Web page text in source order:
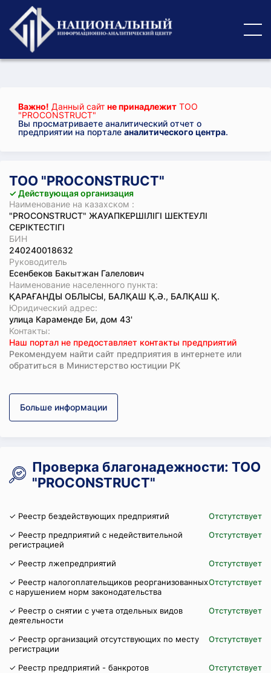
Важно! Данный сайт не принадлежит ТОО
"PROCONSTRUCT"
Вы просматриваете аналитический отчет о
предприятии на портале аналитического центра.
ТОО "PROCONSTRUCT"
✓ Действующая организация
Наименование на казахском :
"PROCONSTRUCT" ЖАУАПКЕРШІЛІГІ ШЕКТЕУЛІ
СЕРІКТЕСТІГІ
БИН
240240018632
Руководитель
Есенбеков Бакытжан Галелович
Наименование населенного пункта:
ҚАРАҒАНДЫ ОБЛЫСЫ, БАЛҚАШ Қ.Ә., БАЛҚАШ Қ.
Юридический адрес:
улица Караменде Би, дом 43'
Koнтaкты:
Наш портал не предоставляет контакты предприятий
Рекомендуем найти сайт предприятия в интернете или
обратиться в Министерство юстиции РК
Больше информации
Проверка благонадежности: ТОО
"PROCONSTRUCT"
✓ Реестр бездействующих предприятий
Отстутствует
✓ Реестр предприятий с недействительной
регистрацией
Отстутствует
✓ Реестр лжепредприятий
Отстутствует
✓ Реестр налогоплательщиков реорганизованных
с нарушением норм законодательства
Отстутствует
✓ Реестр о снятии с учета отдельных видов
деятельности
Отстутствует
✓ Реестр организаций отсутствующих по месту
регистрации
Отстутствует
✓ Реестр предприятий - банкротов
Отстутствует